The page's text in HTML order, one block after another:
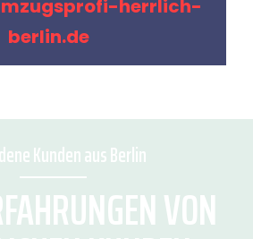
herrlich-
berlin.de
Kunden aus Berlin
VON